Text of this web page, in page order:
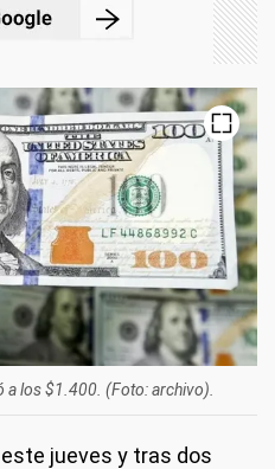
a los $1.400. (Foto: archivo).
jueves y tras dos